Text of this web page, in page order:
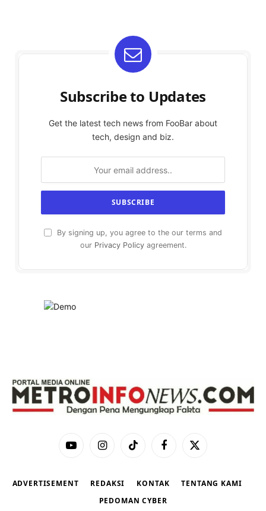
Subscribe to Updates
Get the latest tech news from FooBar about
tech, design and biz.
By signing up, you agree to the our terms and
our Privacy Policyagreement.
YouTubeInstagramTikTok Facebook
X
ADVERTISEMENT REDAKSI KONTAK
TENTANG KAMI
PEDOMAN CYBER